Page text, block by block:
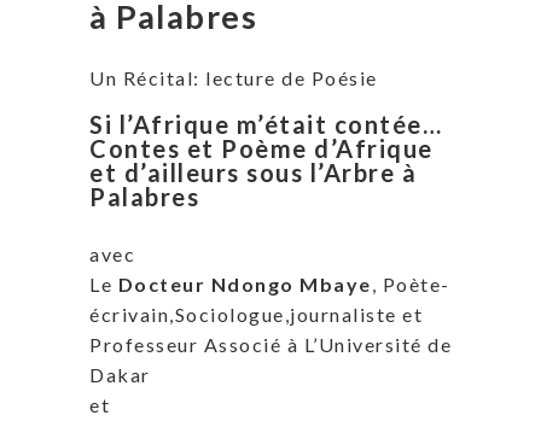
à Palabres
Un Récital: lecture de Poésie
Si l’Afrique m’était contée…
Contes et Poème d’Afrique
et d’ailleurs sous l’Arbre à
Palabres
avec
Le Docteur Ndongo Mbaye, Poète-
écrivain,Sociologue,journaliste et
Professeur Associé à L’Université de
Dakar
et